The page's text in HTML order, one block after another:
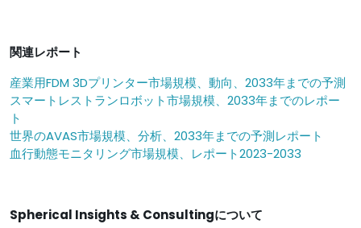
関連レポート
産業用FDM 3Dプリンター市場規模、動向、2033年までの予測
スマートレストランロボット市場規模、2033年までのレポー
ト
世界のAVAS市場規模、分析、2033年までの予測レポート
血行動態モニタリング市場規模、レポート2023-2033
Spherical Insights & Consultingについて